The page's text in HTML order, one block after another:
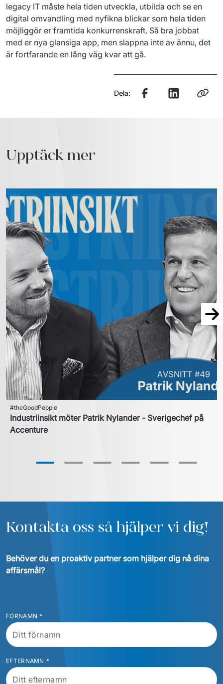
legacy IT måste hela tiden utveckla, utbilda och se en
digital omvandling med nyfikna blickar som hela tiden
möjliggör er framtida konkurrenskraft. Så bra jobbat
med er nya glansiga app, men slappna inte av ännu, det
är fortfarande en lång väg kvar att gå.
Dela:
Upptäck mer
#theGoodPeople
Industriinsikt möter Patrik Nylander - Sverigechef på
Accenture
Kontakta oss så hjälper vi dig!
Behöver du en proaktiv partner som hjälper dig nå dina
affärsmål?
FÖRNAMN *
EFTERNAMN *